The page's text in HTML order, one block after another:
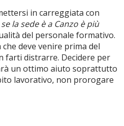
in carreggiata con
se la sede è a Canzo è più
del personale formativo.
deve venire prima del
farti distrarre. Decidere per
un ottimo aiuto soprattutto
lavorativo, non prorogare